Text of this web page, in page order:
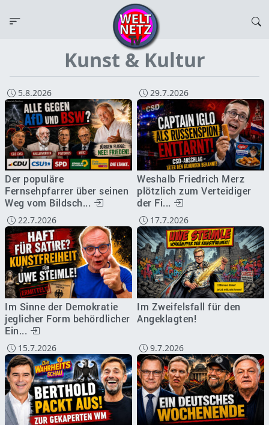
Kunst & Kultur
5.8.2026
Der populäre
Fernsehpfarrer über seinen
Weg vom Bildsch...
29.7.2026
Weshalb Friedrich Merz
plötzlich zum Verteidiger
der Fi...
22.7.2026
Im Sinne der Demokratie
jeglicher Form behördlicher
Ein...
17.7.2026
Im Zweifelsfall für den
Angeklagten!
15.7.2026 9.7.2026